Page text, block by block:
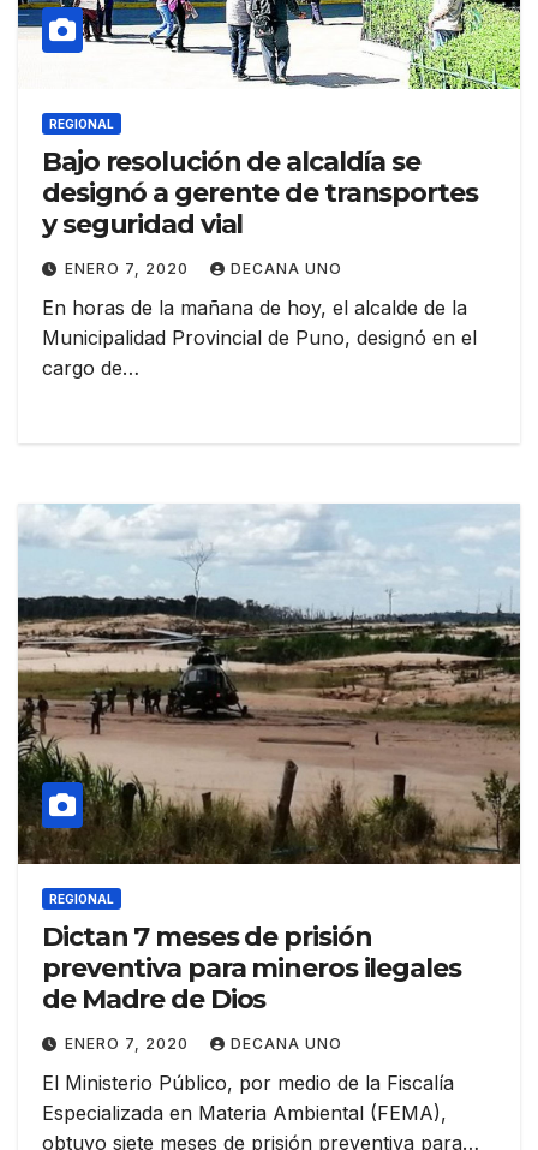
REGIONAL
Bajo resolución de alcaldía se
designó a gerente de transportes
y seguridad vial
ENERO 7, 2020 DECANA UNO
En horas de la mañana de hoy, el alcalde de la
Municipalidad Provincial de Puno, designó en el
cargo de…
REGIONAL
Dictan 7 meses de prisión
preventiva para mineros ilegales
de Madre de Dios
ENERO 7, 2020 DECANA UNO
El Ministerio Público, por medio de la Fiscalía
Especializada en Materia Ambiental (FEMA),
obtuvo siete meses de prisión preventiva para…